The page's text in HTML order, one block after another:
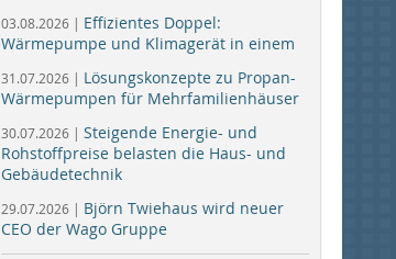
03.08.2026 | Effizientes Doppel:
Wärmepumpe und Klimagerät in einem
31.07.2026 | Lösungskonzepte zu Propan-
Wärmepumpen für Mehrfamilienhäuser
30.07.2026 | Steigende Energie- und
Rohstoffpreise belasten die Haus- und
Gebäudetechnik
29.07.2026 | Björn Twiehaus wird neuer
CEO der Wago Gruppe